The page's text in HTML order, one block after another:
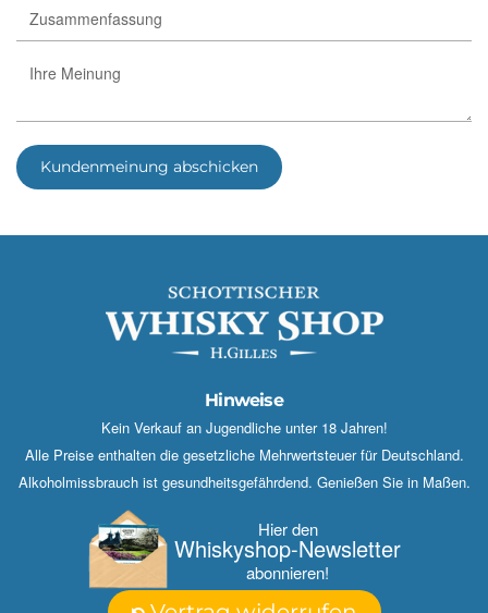
Kundenmeinung abschicken
Hinweise
Kein Verkauf an Jugendliche unter 18 Jahren!
Alle Preise enthalten die gesetzliche Mehrwertsteuer für Deutschland.
Alkoholmissbrauch ist gesundheitsgefährdend. Genießen Sie in Maßen.
Hier den
Whisky­shop-Newsletter
abonnieren!